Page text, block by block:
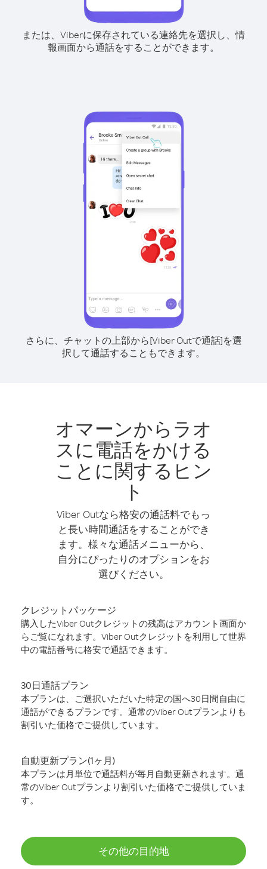
または、Viberに保存されている連絡先を選択し、情
報画面から通話をすることができます。
さらに、チャットの上部から[Viber Outで通話]を選
択して通話することもできます。
オマーンからラオ
スに電話をかける
ことに関するヒン
ト
Viber Outなら格安の通話料でもっ
と長い時間通話をすることができ
ます。様々な通話メニューから、
自分にぴったりのオプションをお
選びください。
クレジットパッケージ
購入したViber Outクレジットの残高はアカウント画面か
らご覧になれます。Viber Outクレジットを利用して世界
中の電話番号に格安で通話できます。
30日通話プラン
本プランは、ご選択いただいた特定の国へ30日間自由に
通話ができるプランです。通常のViber Outプランよりも
割引いた価格でご提供しています。
自動更新プラン(1ヶ月)
本プランは月単位で通話料が毎月自動更新されます。通
常のViber Outプランより割引いた価格でご提供していま
す。
その他の目的地